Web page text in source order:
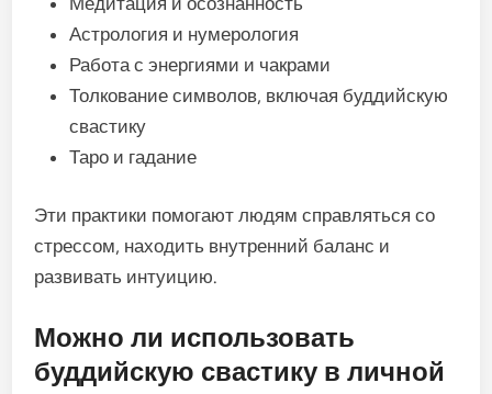
Астрология и нумерология
Работа с энергиями и чакрами
Толкование символов, включая буддийскую
свастику
Таро и гадание
Эти практики помогают людям справляться со
стрессом, находить внутренний баланс и
развивать интуицию.
Можно ли использовать
буддийскую свастику в личной